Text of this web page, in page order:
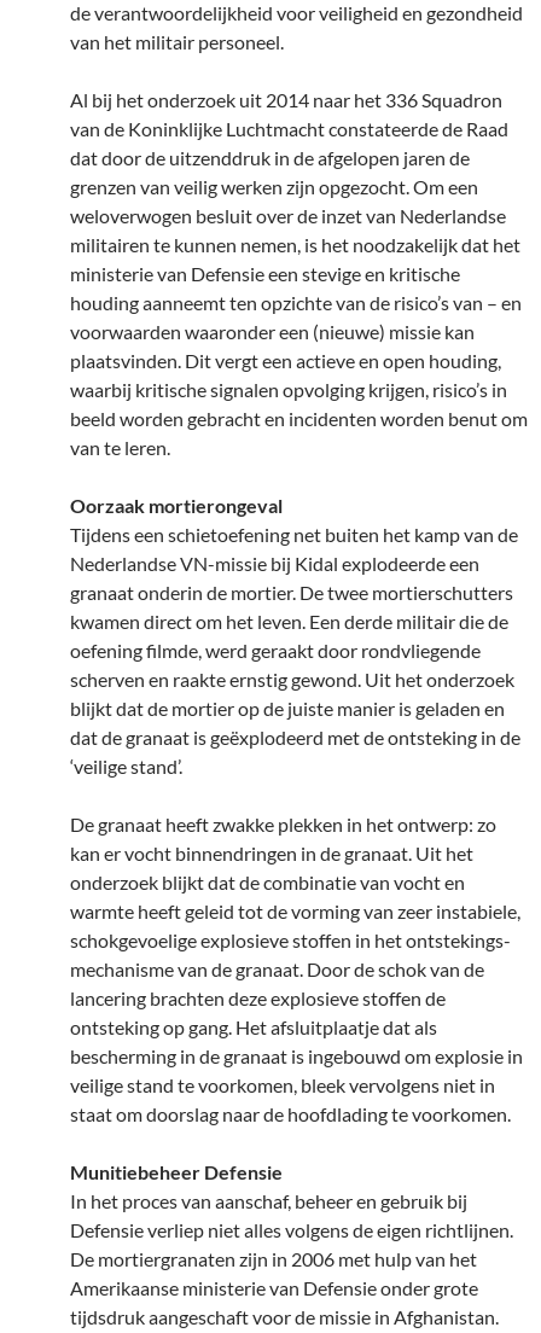
de verantwoordelijkheid voor veiligheid en gezondheid
van het militair personeel.
Al bij het onderzoek uit 2014 naar het 336 Squadron
van de Koninklijke Luchtmacht constateerde de Raad
dat door de uitzenddruk in de afgelopen jaren de
grenzen van veilig werken zijn opgezocht. Om een
weloverwogen besluit over de inzet van Nederlandse
militairen te kunnen nemen, is het noodzakelijk dat het
ministerie van Defensie een stevige en kritische
houding aanneemt ten opzichte van de risico’s van – en
voorwaarden waaronder een (nieuwe) missie kan
plaatsvinden. Dit vergt een actieve en open houding,
waarbij kritische signalen opvolging krijgen, risico’s in
beeld worden gebracht en incidenten worden benut om
van te leren.
Oorzaak mortierongeval
Tijdens een schietoefening net buiten het kamp van de
Nederlandse VN-missie bij Kidal explodeerde een
granaat onderin de mortier. De twee mortierschutters
kwamen direct om het leven. Een derde militair die de
oefening filmde, werd geraakt door rondvliegende
scherven en raakte ernstig gewond. Uit het onderzoek
blijkt dat de mortier op de juiste manier is geladen en
dat de granaat is geëxplodeerd met de ontsteking in de
‘veilige stand’.
De granaat heeft zwakke plekken in het ontwerp: zo
kan er vocht binnendringen in de granaat. Uit het
onderzoek blijkt dat de combinatie van vocht en
warmte heeft geleid tot de vorming van zeer instabiele,
schokgevoelige explosieve stoffen in het ontstekings-
mechanisme van de granaat. Door de schok van de
lancering brachten deze explosieve stoffen de
ontsteking op gang. Het afsluitplaatje dat als
bescherming in de granaat is ingebouwd om explosie in
veilige stand te voorkomen, bleek vervolgens niet in
staat om doorslag naar de hoofdlading te voorkomen.
Munitiebeheer Defensie
In het proces van aanschaf, beheer en gebruik bij
Defensie verliep niet alles volgens de eigen richtlijnen.
De mortiergranaten zijn in 2006 met hulp van het
Amerikaanse ministerie van Defensie onder grote
tijdsdruk aangeschaft voor de missie in Afghanistan.